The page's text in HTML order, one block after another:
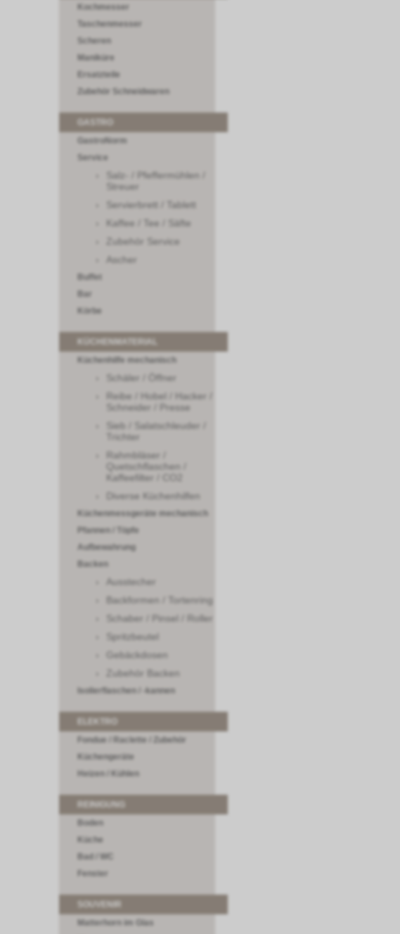
Kochmesser
Taschenmesser
Scheren
Maniküre
Ersatzteile
Zubehör Schneidwaren
GastroNorm
Service
Salz- / Pfeffermühlen /
Streuer
Servierbrett / Tablett
Kaffee / Tee / Säfte
Zubehör Service
Ascher
Buffet
Bar
Körbe
KÜCHENMATERIAL
Küchenhilfe mechanisch
Schäler / Öffner
Reibe / Hobel / Hacker /
Schneider / Presse
Sieb / Salatschleuder /
Trichter
Rahmbläser /
Quetschflaschen /
Kaffeefilter / CO2
Diverse Küchenhilfen
Küchenmessgeräte mechanisch
Pfannen / Töpfe
Aufbewahrung
Backen
Ausstecher
Backformen / Tortenring
Schaber / Pinsel / Roller
Spritzbeutel
Gebäckdosen
Zubehör Backen
Isolierflaschen / -kannen
Fondue / Raclette / Zubehör
Küchengeräte
Heizen / Kühlen
REINIGUNG
Boden
Küche
Bad / WC
Fenster
Matterhorn im Glas